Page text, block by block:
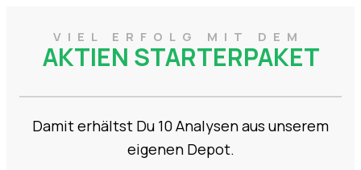
VIEL ERFOLG MIT DEM
AKTIEN STARTERPAKET
Damit erhältst Du 10 Analysen aus unserem
eigenen Depot.